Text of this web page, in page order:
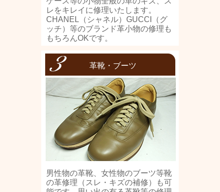
レをキレイに修理いたします。
CHANEL（シャネル）GUCCI（グ
ッチ）等のブランド革小物の修理も
もちろんOKです。
革靴・ブーツ
男性物の革靴、女性物のブーツ等靴
の革修理（スレ・キズの補修）も可